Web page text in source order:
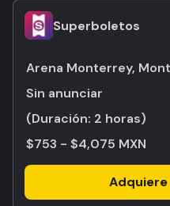
Superboletos
Arena Monterrey,
Sin anunciar
(Duración: 2 horas)
$753 - $4,075 MXN